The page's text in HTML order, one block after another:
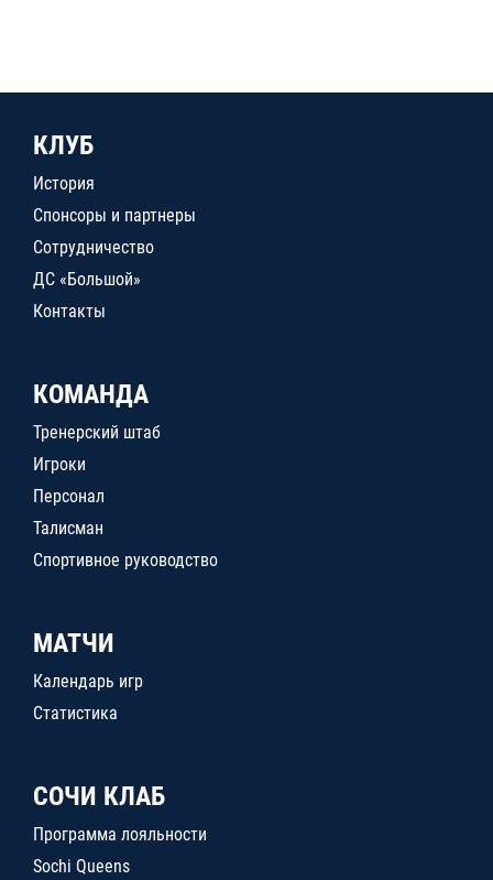
КЛУБ
История
Спонсоры и партнеры
Сотрудничество
ДС «Большой»
Контакты
КОМАНДА
Тренерский штаб
Игроки
Персонал
Талисман
Спортивное руководство
МАТЧИ
Календарь игр
Статистика
СОЧИ КЛАБ
Программа лояльности
Sochi Queens